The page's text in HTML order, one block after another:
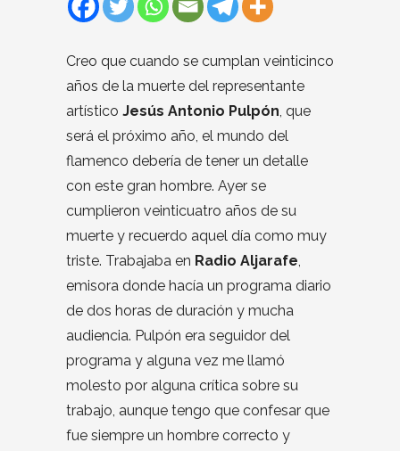
Creo que cuando se cumplan veinticinco
años de la muerte del representante
artístico Jesús Antonio Pulpón, que
será el próximo año, el mundo del
flamenco debería de tener un detalle
con este gran hombre. Ayer se
cumplieron veinticuatro años de su
muerte y recuerdo aquel día como muy
triste. Trabajaba en Radio Aljarafe,
emisora donde hacía un programa diario
de dos horas de duración y mucha
audiencia. Pulpón era seguidor del
programa y alguna vez me llamó
molesto por alguna crítica sobre su
trabajo, aunque tengo que confesar que
fue siempre un hombre correcto y